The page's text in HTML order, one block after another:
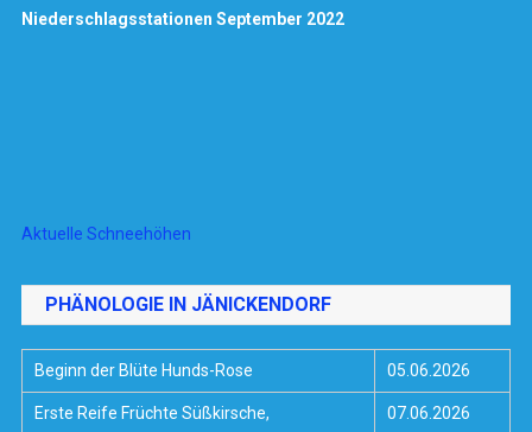
Niederschlagsstationen September 2022
Aktuelle Schneehöhen
PHÄNOLOGIE IN JÄNICKENDORF
Beginn der Blüte Hunds-Rose 05.06.2026
Erste Reife Früchte Süßkirsche,
07.06.2026